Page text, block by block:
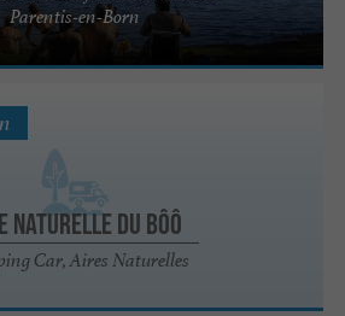
Parentis-en-Born
naturelle du Bôô
Car, Aires Naturelles